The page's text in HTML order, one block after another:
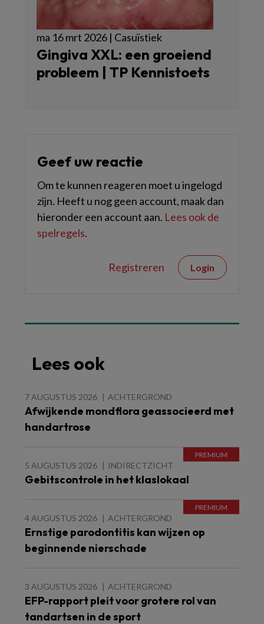
ma 16 mrt 2026 | Casuïstiek
Gingiva XXL: een groeiend
probleem | TP Kennistoets
Geef uw reactie
Om te kunnen reageren moet u ingelogd
zijn. Heeft u nog geen account, maak dan
hieronder een account aan. Lees ook de
spelregels.
Registreren Login
Lees ook
7 AUGUSTUS 2026 ACHTERGROND
Afwijkende mondflora geassocieerd met
handartrose
5 AUGUSTUS 2026 INDIRECTZICHT
Gebitscontrole in het klaslokaal
4 AUGUSTUS 2026 ACHTERGROND
Ernstige parodontitis kan wijzen op
beginnende nierschade
3 AUGUSTUS 2026 ACHTERGROND
EFP-rapport pleit voor grotere rol van
tandartsen in de sport